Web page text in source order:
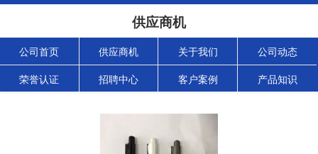
供应商机
公司首页 供应商机 关于我们 公司动态
荣誉认证 招聘中心 客户案例 产品知识